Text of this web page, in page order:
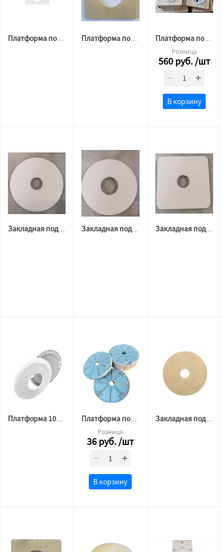
Платформа под тройной светильник 250мм Платформа под Вытяжку d124 ФАНЕРА Платформа под сдвоенный светильник 80 мм/160 мм (овальный вырез)
Розница
560руб./шт
В корзину
Закладная под спот круглая внешний D105, внутренний D25 Закладная под спот круглая D93, внутренний D30 Закладная под спот квадрат 80х80
Платформа 100-150 мм универсальная серый Платформа под спот белая D 135 мм
Розница
36руб./шт
В корзину
Закладная под датчик ФАНЕРА